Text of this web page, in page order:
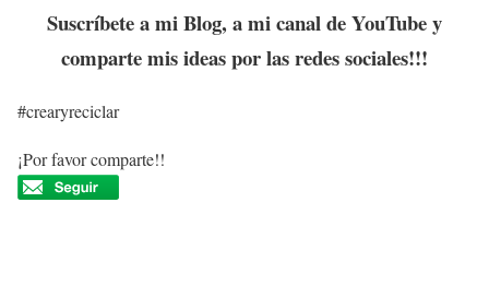
Suscríbetea mi Blog, a mi canal de YouTube y
comparte mis ideaspor las redes sociales!!!
#crearyreciclar
¡Por favor comparte!!